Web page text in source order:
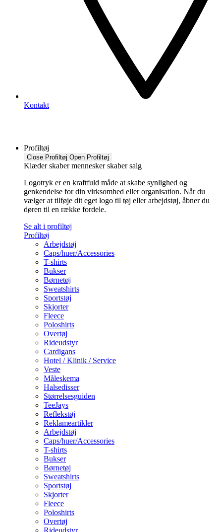
Kontakt
Profiltøj
Close Profiltøj Open Profiltøj
Klæder skaber mennesker skaber salg
Logotryk er en kraftfuld måde at skabe synlighed og
genkendelse for din virksomhed eller organisation. Når du
vælger at tilføje dit eget logo til tøj eller arbejdstøj, åbner du
døren til en række fordele.
Se alt i profiltøj
Profiltøj
Arbejdstøj
Caps/huer/Accessories
T-shirts
Bukser
Børnetøj
Sweatshirts
Sportstøj
Skjorter
Fleece
Poloshirts
Overtøj
Rideudstyr
Cardigans
Hotel / Klinik / Service
Veste
Måleskema
Halsedisser
Størrelsesguiden
TeeJays
Reflekstøj
Reklameartikler
Arbejdstøj
Caps/huer/Accessories
T-shirts
Bukser
Børnetøj
Sweatshirts
Sportstøj
Skjorter
Fleece
Poloshirts
Overtøj
Rideudstyr